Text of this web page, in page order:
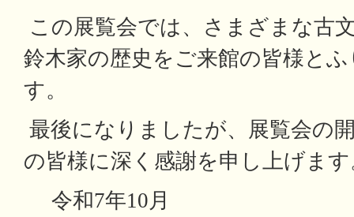
この展覧会では、さまざまな古
鈴木家の歴史をご来館の皆様と
す。
最後になりましたが、展覧会の
の皆様に深く感謝を申し上げま
令和7年10月